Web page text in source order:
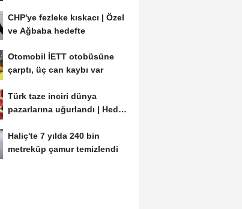
CHP'ye fezleke kıskacı | Özel
ve Ağbaba hedefte
Otomobil İETT otobüsüne
çarptı, üç can kaybı var
Türk taze inciri dünya
pazarlarına uğurlandı | Hedef
Haliç'te 7 yılda 240 bin
metreküp çamur temizlendi